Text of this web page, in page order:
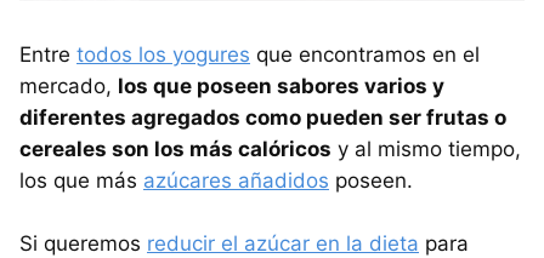
Entre todos los yogures que encontramos en el
mercado, los que poseen sabores varios y
diferentes agregados como pueden ser frutas o
cereales son los más calóricos y al mismo tiempo,
los que más azúcares añadidos poseen.
Si queremos reducir el azúcar en la dieta para